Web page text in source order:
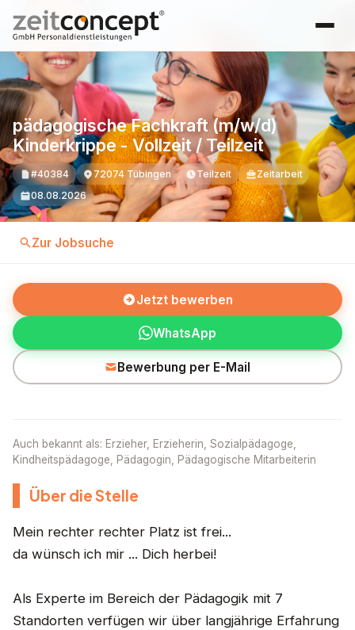
pädagogische Fachkraft (m/w/d)
Kinderkrippe - Vollzeit / Teilzeit
#40384 72074 Tübingen Teilzeit
Zeitarbeit
08.08.2026
Zur Jobsuche
Jetzt bewerben
WhatsApp
Bewerbung per E-Mail
Auch bekannt als: Erzieher, Erzieherin, Sozialpädagoge,
Kindheitspädagoge, Pädagogin, Pädagogische Mitarbeiterin
Über die Stelle
Mein rechter rechter Platz ist frei...
da wünsch ich mir ... Dich herbei!
Als Experte im Bereich der Pädagogik mit 7
Standorten verfügen wir über langjährige Erfahrung